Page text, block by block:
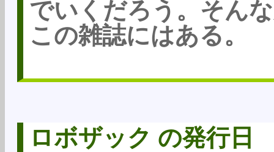
でいくだろう。そん
この雑誌にはある。
ロボザック の発行日